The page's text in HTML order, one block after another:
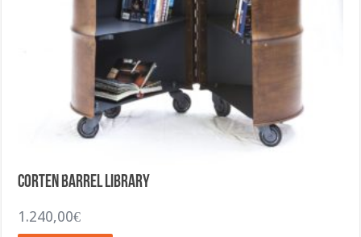
Corten Barrel Library
1.240,00€